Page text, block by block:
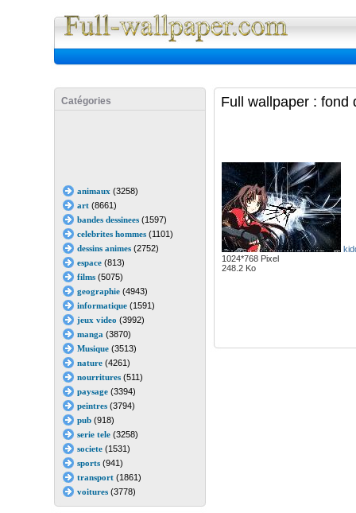
Catégories
animaux (3258)
art(8661)
bandes dessinees(1597)
celebrites hommes(1101)
dessins animes(2752)
espace(813)
films(5075)
geographie(4943)
informatique(1591)
jeux video (3992)
manga (3870)
Musique(3513)
nature(4261)
nourritures(511)
paysage(3394)
peintres(3794)
pub(918)
serie tele(3258)
societe(1531)
sports(941)
transport(1861)
voitures(3778)
Full wallpaper : fond
1024*768 Pixel
248.2 Ko